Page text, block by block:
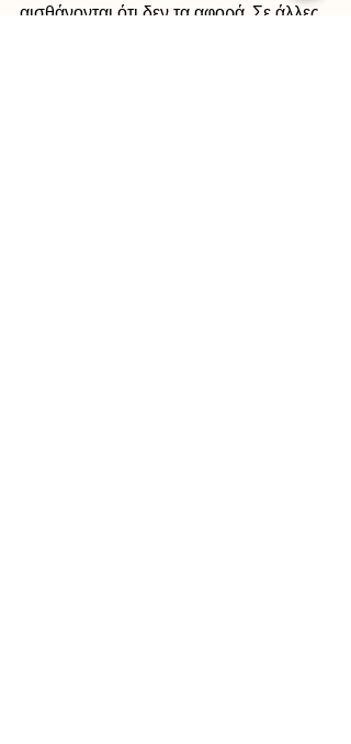
αισθάνονται ότι δεν τα αφορά. Σε άλλες